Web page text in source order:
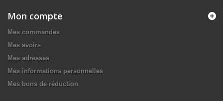
Mon compte
Mes commandes
Mes avoirs
Mes adresses
Mes informations personnelles
Mes bons de réduction